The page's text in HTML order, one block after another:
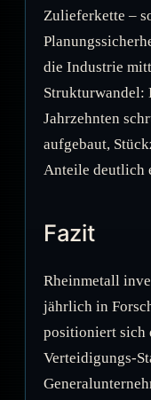
Zulieferkette –
die Industrie
Strukturwandel:
Jahrzehnten
aufgebaut,
Anteile deutlich
Fazit
Rheinmetall
jährlich in
positioniert sich
Verteidigungs-